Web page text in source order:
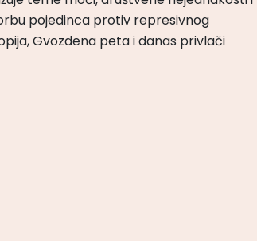
pojedinca protiv represivnog
Gvozdena peta i danas privlači